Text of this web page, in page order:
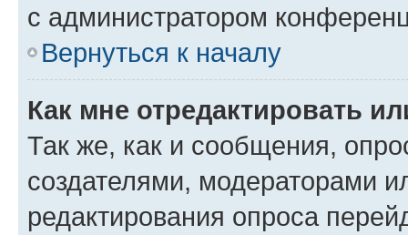
с администратором
Вернуться к началу
Как мне отредактировать
Так же, как и сообщения,
создателями, модераторами
редактирования опроса